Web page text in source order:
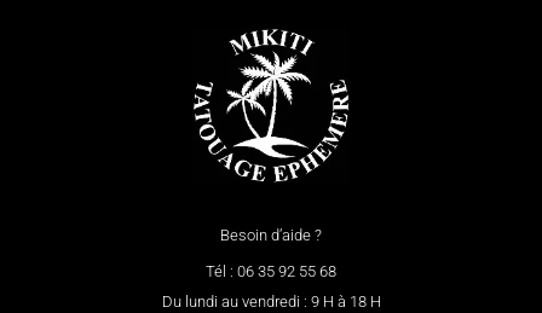
Besoin d’aide ?
Tél : 06 35 92 55 68
Du lundi au vendredi : 9 H à 18 H